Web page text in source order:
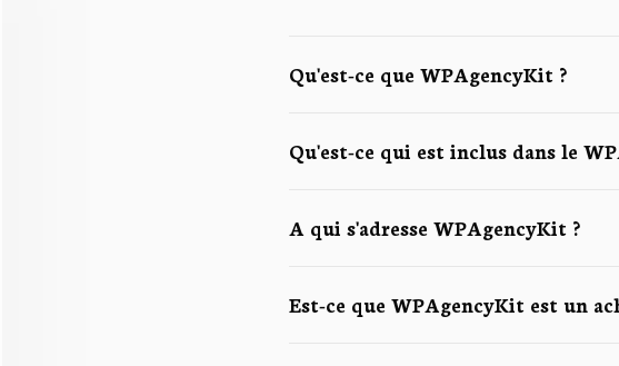
Qu'est-ce que WPAgencyKit ?
Qu'est-ce qui est inclus dans le
A qui s'adresse WPAgencyKit ?
Est-ce que WPAgencyKit est un